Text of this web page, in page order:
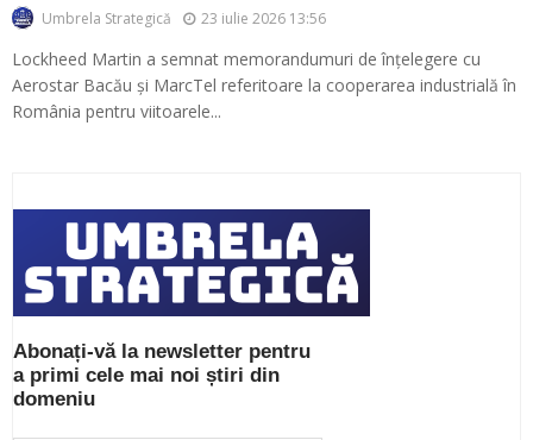
Umbrela Strategică 23 iulie 2026 13:56
Lockheed Martin a semnat memorandumuri de înțelegere cu
Aerostar Bacău și MarcTel referitoare la cooperarea industrială în
România pentru viitoarele...
Abonați-vă la newsletter pentru
a primi cele mai noi știri din
domeniu